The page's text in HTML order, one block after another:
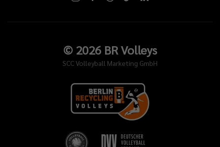
© 2026BR Volleys
SCC Volleyball Marketing GmbH